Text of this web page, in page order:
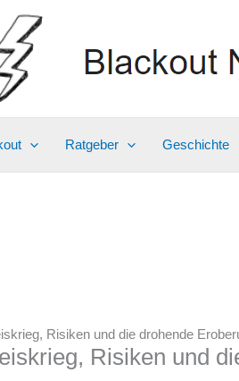
Ratgeber Geschichte
Risiken und die drohende
Risiken und